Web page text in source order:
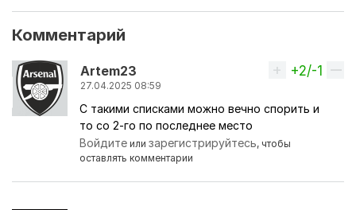
Комментарий
Artem23
27.04.2025 08:59
Вверх
+2/-1
С такими списками можно вечно спорить и
то со 2-го по последнее место
Войдите илизарегистрируйтесь, чтобы
оставлять комментарии